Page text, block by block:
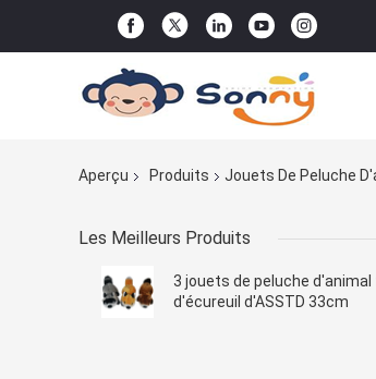
Aperçu
Produits Jouets De Peluche
Les Meilleurs Produits
3 jouets de peluche
d'écureuil d'ASSTD 33cm